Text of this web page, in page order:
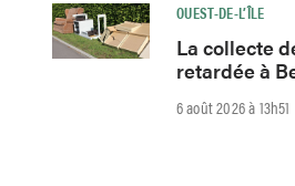
OUEST-DE-L’ÎLE
La collecte
retardée à
6 août 2026 à 13h51